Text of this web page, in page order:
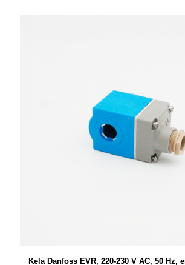
Kela Danfoss EVR, 220-230 V AC, 50 Hz,